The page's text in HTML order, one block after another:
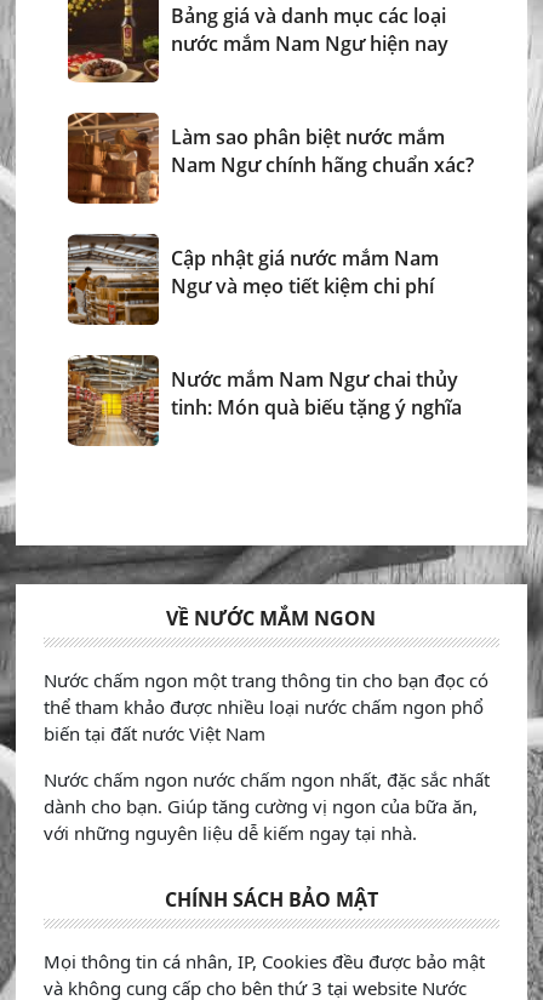
Bảng giá và danh mục các loại
nước mắm Nam Ngư hiện nay
Làm sao phân biệt nước mắm
Nam Ngư chính hãng chuẩn xác?
Cập nhật giá nước mắm Nam
Ngư và mẹo tiết kiệm chi phí
Nước mắm Nam Ngư chai thủy
tinh: Món quà biếu tặng ý nghĩa
VỀ NƯỚC MẮM NGON
Nước chấm ngon một trang thông tin cho bạn đọc có
thể tham khảo được nhiều loại nước chấm ngon phổ
biến tại đất nước Việt Nam
Nước chấm ngon nước chấm ngon nhất, đặc sắc nhất
dành cho bạn. Giúp tăng cường vị ngon của bữa ăn,
với những nguyên liệu dễ kiếm ngay tại nhà.
CHÍNH SÁCH BẢO MẬT
Mọi thông tin cá nhân, IP, Cookies đều được bảo mật
và không cung cấp cho bên thứ 3 tại website Nước